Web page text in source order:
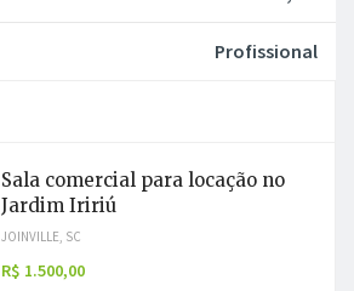
Profissional
Sala comercial para locação no
Jardim Iririú
JOINVILLE, SC
R$ 1.500,00